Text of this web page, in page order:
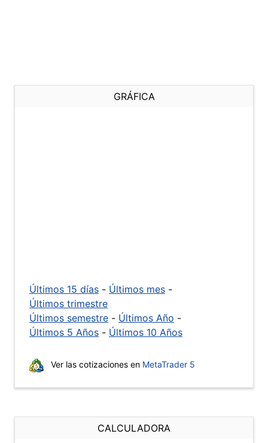
GRÁFICA
Últimos 15 días - Últimos mes -
Últimos trimestre
Últimos semestre - Últimos Año -
Últimos 5 Años - Últimos 10 Años
Ver las cotizaciones en MetaTrader 5
CALCULADORA